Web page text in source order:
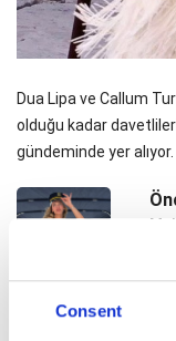
Consent
Dua Lipa ve Callum
olduğu kadar
gündeminde yer alıyor.
Engin